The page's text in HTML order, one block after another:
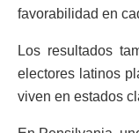
favorabilidad en
Los resultados
electores latinos
viven en estados